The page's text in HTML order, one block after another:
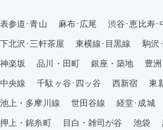
表参道･青山 麻布･広尾 渋谷･恵比寿･
下北沢･三軒茶屋
東横線･目黒線 駒沢
神楽坂
品川・田町 銀座・築地 豊洲
中央線
千駄ヶ谷･四ッ谷 西新宿 東
池上・多摩川線
世田谷線 経堂･成城
押上・錦糸町
目白・雑司が谷 池袋